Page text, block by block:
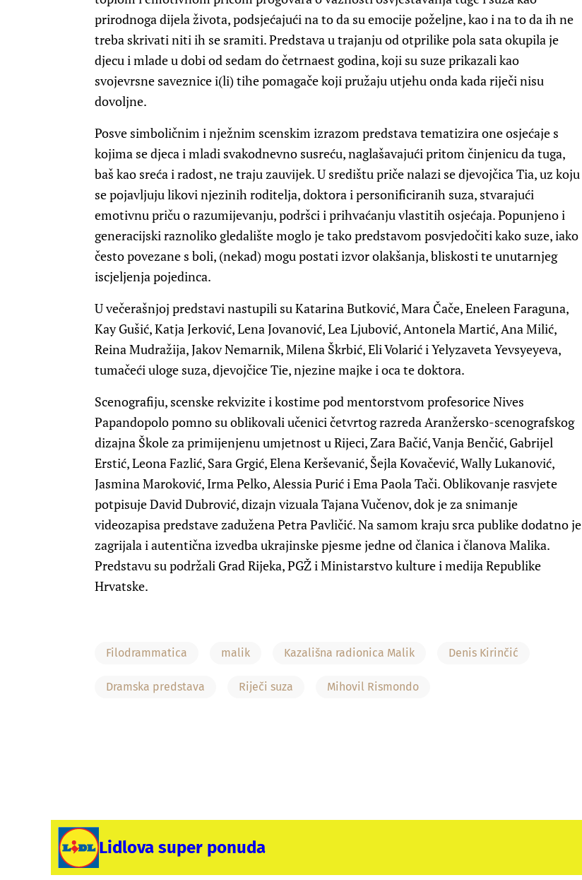
prirodnoga dijela života, podsjećajući na to da su emocije poželjne, kao i na to da ih ne
treba skrivati niti ih se sramiti. Predstava u trajanju od otprilike pola sata okupila je
djecu i mlade u dobi od sedam do četrnaest godina, koji su suze prikazali kao
svojevrsne saveznice i(li) tihe pomagače koji pružaju utjehu onda kada riječi nisu
dovoljne.
Posve simboličnim i nježnim scenskim izrazom predstava tematizira one osjećaje s
kojima se djeca i mladi svakodnevno susreću, naglašavajući pritom činjenicu da tuga,
baš kao sreća i radost, ne traju zauvijek. U središtu priče nalazi se djevojčica Tia, uz koju
se pojavljuju likovi njezinih roditelja, doktora i personificiranih suza, stvarajući
emotivnu priču o razumijevanju, podršci i prihvaćanju vlastitih osjećaja. Popunjeno i
generacijski raznoliko gledalište moglo je tako predstavom posvjedočiti kako suze, iako
često povezane s boli, (nekad) mogu postati izvor olakšanja, bliskosti te unutarnjeg
iscjeljenja pojedinca.
U večerašnjoj predstavi nastupili su Katarina Butković, Mara Čače, Eneleen Faraguna,
Kay Gušić, Katja Jerković, Lena Jovanović, Lea Ljubović, Antonela Martić, Ana Milić,
Reina Mudražija, Jakov Nemarnik, Milena Škrbić, Eli Volarić i Yelyzaveta Yevsyeyeva,
tumačeći uloge suza, djevojčice Tie, njezine majke i oca te doktora.
Scenografiju, scenske rekvizite i kostime pod mentorstvom profesorice Nives
Papandopolo pomno su oblikovali učenici četvrtog razreda Aranžersko-scenografskog
dizajna Škole za primijenjenu umjetnost u Rijeci, Zara Bačić, Vanja Benčić, Gabrijel
Erstić, Leona Fazlić, Sara Grgić, Elena Kerševanić, Šejla Kovačević, Wally Lukanović,
Jasmina Maroković, Irma Pelko, Alessia Purić i Ema Paola Tači. Oblikovanje rasvjete
potpisuje David Dubrović, dizajn vizuala Tajana Vučenov, dok je za snimanje
videozapisa predstave zadužena Petra Pavličić. Na samom kraju srca publike dodatno je
zagrijala i autentična izvedba ukrajinske pjesme jedne od članica i članova Malika.
Predstavu su podržali Grad Rijeka, PGŽ i Ministarstvo kulture i medija Republike
Hrvatske.
Filodrammatica malik Kazališna radionica Malik Denis Kirinčić
Dramska predstava Riječi suza Mihovil Rismondo
Lidlova super ponuda